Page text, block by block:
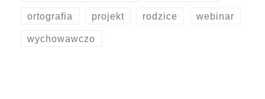
ortografia projekt rodzice webinar
wychowawczo